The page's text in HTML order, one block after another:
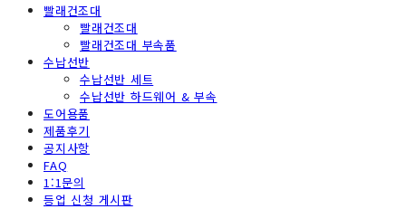
빨래건조대
빨래건조대
빨래건조대 부속품
수납선반
수납선반 세트
수납선반 하드웨어 & 부속
도어용품
제품후기
공지사항
FAQ
1:1문의
등업 신청 게시판